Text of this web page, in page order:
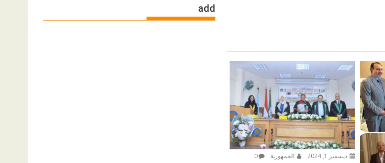
ديسمبر 1, 2024 الجمهورية 0
add